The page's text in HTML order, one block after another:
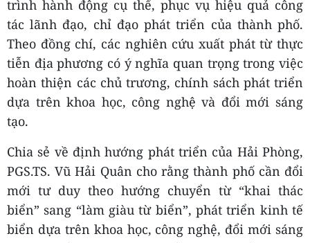
trình hành động cụ thể, phục vụ hiệu quả công
tác lãnh đạo, chỉ đạo phát triển của thành phố.
Theo đồng chí, các nghiên cứu xuất phát từ thực
tiễn địa phương có ý nghĩa quan trọng trong việc
hoàn thiện các chủ trương, chính sách phát triển
dựa trên khoa học, công nghệ và đổi mới sáng
tạo.
Chia sẻ về định hướng phát triển của Hải Phòng,
PGS.TS. Vũ Hải Quân cho rằng thành phố cần đổi
mới tư duy theo hướng chuyển từ “khai thác
biển” sang “làm giàu từ biển”, phát triển kinh tế
biển dựa trên khoa học, công nghệ, đổi mới sáng